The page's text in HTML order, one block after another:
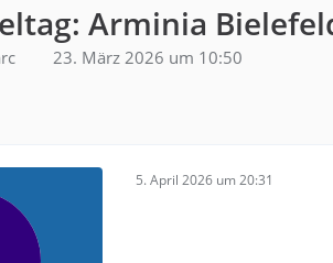
Arminia
23. März 2026 um 10:50
5. April 2026 um 20:31